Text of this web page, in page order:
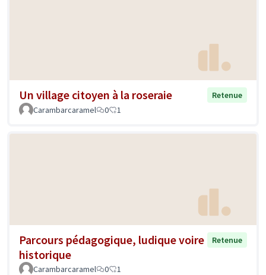
Un village citoyen à la roseraie
Retenue
Carambarcaramel
0 1
Parcours pédagogique, ludique voire
historique
Retenue
Carambarcaramel 0 1